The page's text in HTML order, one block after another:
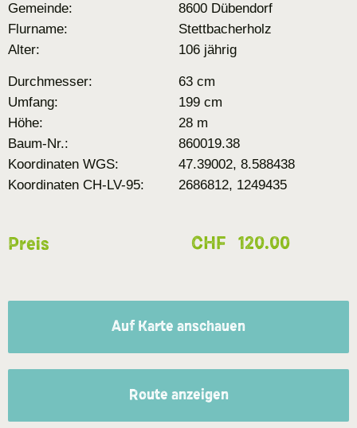
Gemeinde:
8600 Dübendorf
Flurname:
Stettbacherholz
Alter:
106 jährig
Durchmesser:
63 cm
Umfang:
199 cm
Höhe:
28 m
Baum-Nr.:
860019.38
Koordinaten WGS:
47.39002, 8.588438
Koordinaten CH-LV-95:
2686812, 1249435
Preis CHF 120.00
Auf Karte anschauen
Route anzeigen